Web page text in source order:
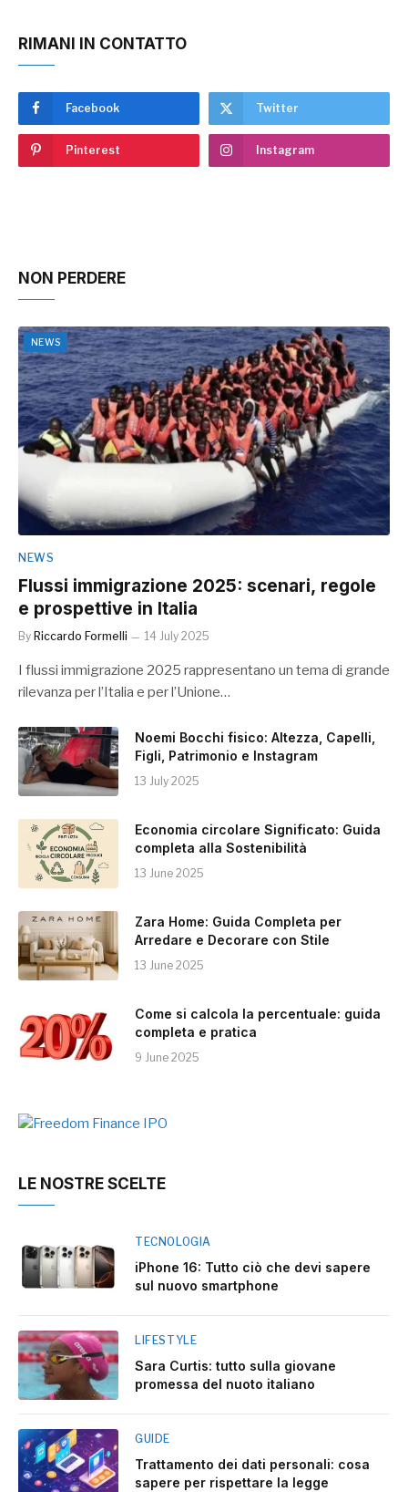
RIMANI IN CONTATTO
Facebook Twitter
Pinterest Instagram
NON PERDERE
NEWS
NEWS
Flussi immigrazione 2025: scenari, regole
e prospettive in Italia
By Riccardo Formelli 14 July 2025
I flussi immigrazione 2025 rappresentano un tema di grande
rilevanza per l’Italia e per l’Unione…
Noemi Bocchi fisico: Altezza, Capelli,
Figli, Patrimonio e Instagram
13 July 2025
Economia circolare Significato: Guida
completa alla Sostenibilità
13 June 2025
Zara Home: Guida Completa per
Arredare e Decorare con Stile
13 June 2025
Come si calcola la percentuale: guida
completa e pratica
9 June 2025
LE NOSTRE SCELTE
TECNOLOGIA
iPhone 16: Tutto ciò che devi sapere
sul nuovo smartphone
LIFESTYLE
Sara Curtis: tutto sulla giovane
promessa del nuoto italiano
GUIDE
Trattamento dei dati personali: cosa
sapere per rispettare la legge